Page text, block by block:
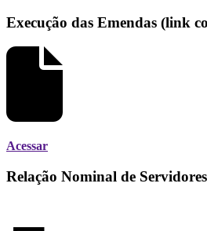
Execução das Emendas (link
Acessar
Relação Nominal de Servidores